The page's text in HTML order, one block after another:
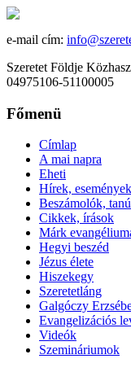
e-mail cím:
Szeretet Földje
04975106-51100005
Főmenü
Címlap
A mai napra
Eheti
Hírek, események
Beszámolók,
Cikkek, írások
Márk
Hegyi beszéd
Jézus élete
Hiszekegy
Szeretetláng
Galgóczy
Evangelizációs
Videók
Szemináriumok